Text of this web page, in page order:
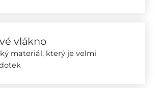
vlákno
materiál, který je velmi